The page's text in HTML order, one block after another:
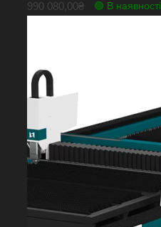
990 080,00₴ 🟢 В наявності